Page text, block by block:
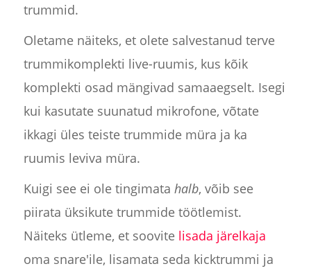
trummid.
Oletame näiteks, et olete salvestanud terve
trummikomplekti live-ruumis, kus kõik
komplekti osad mängivad samaaegselt. Isegi
kui kasutate suunatud mikrofone, võtate
ikkagi üles teiste trummide müra ja ka
ruumis leviva müra.
Kuigi see ei ole tingimata halb, võib see
piirata üksikute trummide töötlemist.
Näiteks ütleme, et soovite lisada järelkaja
oma snare'ile, lisamata seda kicktrummi ja